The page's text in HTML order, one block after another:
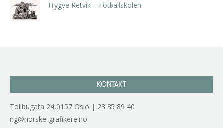
Trygve Retvik – Fotballskolen
KONTAKT
Tollbugata 24,0157 Oslo | 23 35 89 40
ng@norske-grafikere.no